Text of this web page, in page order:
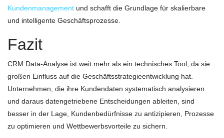
Kundenmanagement und schafft die Grundlage für skalierbare
und intelligente Geschäftsprozesse.
Fazit
CRM Data-Analyse ist weit mehr als ein technisches Tool, da sie
großen Einfluss auf die Geschäftsstrategieentwicklung hat.
Unternehmen, die ihre Kundendaten systematisch analysieren
und daraus datengetriebene Entscheidungen ableiten, sind
besser in der Lage, Kundenbedürfnisse zu antizipieren, Prozesse
zu optimieren und Wettbewerbsvorteile zu sichern.